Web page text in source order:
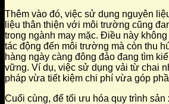
Thêm vào đó, việc sử dụng nguyên
liệu thân thiện với môi trường cũng
trong ngành may mặc. Điều này
tác động đến môi trường mà còn thu
hàng ngày càng đông đảo đang tìm
vững. Ví dụ, việc sử dụng vải từ chai
pháp vừa tiết kiệm chi phí vừa góp
Cuối cùng, để tối ưu hóa quy trình